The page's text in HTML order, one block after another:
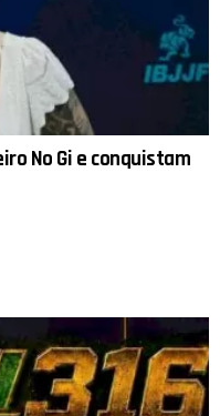
No Gi e conquistam